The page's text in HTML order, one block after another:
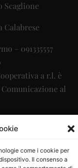
come i cookie per
Il consenso a
Calabrese
– 091335557
a r.l. è
al